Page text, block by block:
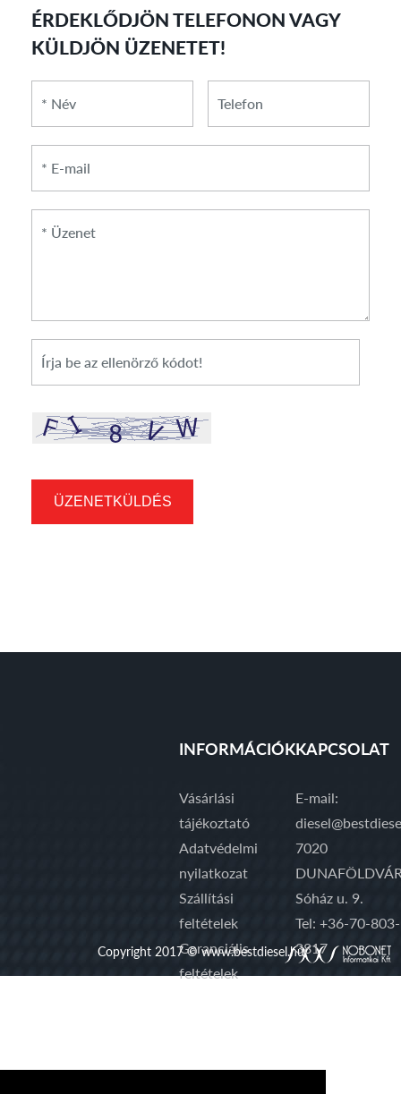
ÉRDEKLŐDJÖN TELEFONON VAGY
KÜLDJÖN ÜZENETET!
Név
mail
Üzenet
Cikkszám
ÜZENETKÜLDÉS
INFORMÁCIÓK
Vásárlási
tájékoztató
Adatvédelmi
nyilatkozat
Szállítási
feltételek
Garanciális
feltételek
KAPCSOLAT
E-mail:
7020
Sóház u. 9.
Tel: +36-70-803-
3817
Copyright 2017 © www.bestdiesel.hu